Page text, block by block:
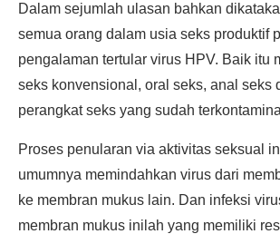
Dalam sejumlah ulasan bahkan
semua orang dalam usia seks produktif
pengalaman tertular virus HPV. Baik itu
seks konvensional, oral seks, anal seks
perangkat seks yang sudah
Proses penularan via aktivitas seksual
umumnya memindahkan virus dari
ke membran mukus lain. Dan infeksi
membran mukus inilah yang memiliki